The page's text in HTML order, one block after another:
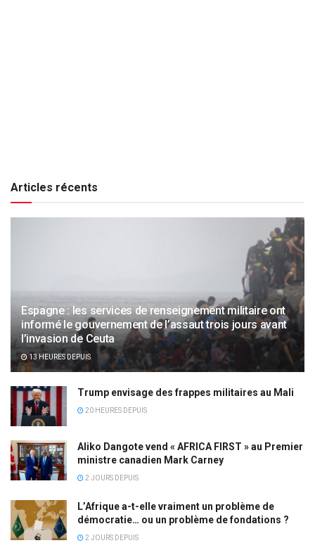
Articles récents
Espagne : les services de renseignement militaire ont
informé le gouvernement de l’assaut trois jours avant
l’invasion de Ceuta
13 HEURES DEPUIS
Trump envisage des frappes militaires au Mali
20 HEURES DEPUIS
Aliko Dangote vend « AFRICA FIRST » au Premier
ministre canadien Mark Carney
2 JOURS DEPUIS
L’Afrique a-t-elle vraiment un problème de
démocratie… ou un problème de fondations ?
2 JOURS DEPUIS